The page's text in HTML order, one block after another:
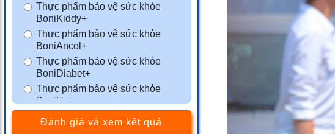
Thực phẩm bảo vệ sức khỏe
BoniKiddy+
Thực phẩm bảo vệ sức khỏe
BoniAncol+
Thực phẩm bảo vệ sức khỏe
BoniDiabet+
Thực phẩm bảo vệ sức khỏe
BoniHair
Thực phẩm bảo vệ sức khỏe
BoniSleep+
Đánh giá và xem kết quả